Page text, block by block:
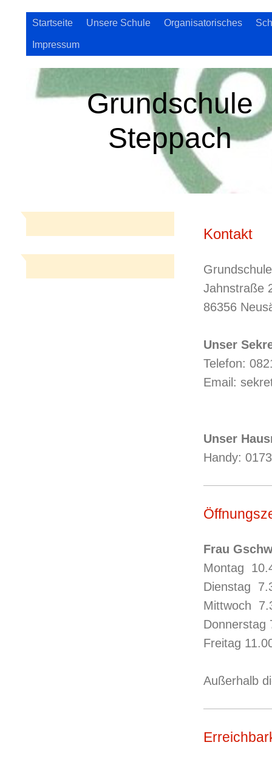
Startseite Unsere Schule Organisatorisches
Impressum
Grundschule
Steppach
Kontakt
Jahnstraße
86356
Unser
Telefon:
Email:
Unser
Handy:
Frau
Montag
Dienstag
Mittwoch
Donnerstag
Freitag
Außerhalb